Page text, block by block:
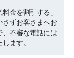
金を割引する」
ずお客さまへお
、不審な電話には
ます。